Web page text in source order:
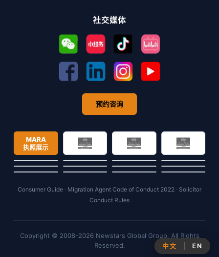
社交媒体
预约咨询
MARA
执照展示
Consumer Guide · Migration Agent Code of Conduct 2022 · Solicitor
Conduct Rules
Copyright © 2008-2026 Newstars Global Group. All Rights
Reserved.
中文 EN